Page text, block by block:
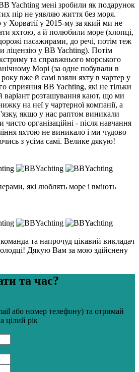
Yachting мені зробили як подарунок
пір не уявляю життя без моря.
Хорватії у 2015-му за який ми не
яхтою, а й полюбили море (хлопці,
пасажирами, до речі, потім теж
ліцензію у BB Yachting). Потім
та справжнього морського
Морі (за одне побували в
вже й самі взяли яхту в чартер у
сприяння BB Yachting, які не тільки
варіант розташування кают, що ми
на неї у чартерної компанії, а
якщо у нас раптом виникали
організаційні - після навчання
яхтою не виникало і ми чудово
з усіма самі. Велике дякую!
які люблять море і вміють
та напрочуд цікавий викладач
Дякую Вам за мою здійснену
та час?
або номер телефону) та отримай
цілий рік